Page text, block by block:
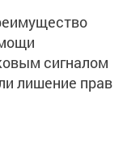
сигналом
лишение прав